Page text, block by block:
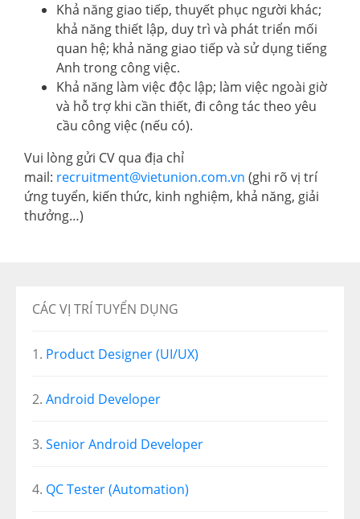
CÁC VỊ TRÍ TUYỂN DỤNG
Product Designer (UI/UX)
Android Developer
Senior Android Developer
QC Tester (Automation)
Khả năng giao tiếp, thuyết phục người khác;
khả năng thiết lập, duy trì và phát triển mối
quan hệ; khả năng giao tiếp và sử dụng tiếng
Anh trong công việc.
Khả năng làm việc độc lập; làm việc ngoài giờ
và hỗ trợ khi cần thiết, đi công tác theo yêu
cầu công việc (nếu có).
Vui lòng gửi CV qua địa chỉ
mail: recruitment@vietunion.com.vn (ghi rõ vị trí
ứng tuyển, kiến thức, kinh nghiệm, khả năng, giải
thưởng…)